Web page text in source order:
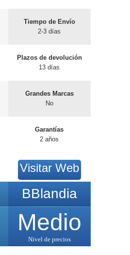
Tiempo de Envío
2-3 días
Plazos de devolución
13 días
Grandes Marcas
No
Garantías
2 años
Visitar Web
BBlandia
Medio
Nivel de precios